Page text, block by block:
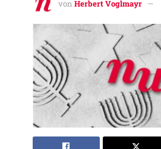
von Herbert Voglmayr